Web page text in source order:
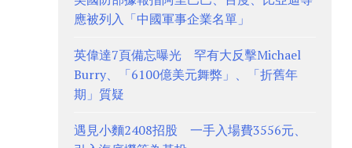
應被列入「中國軍事企業名單」
英偉達7頁備忘曝光 罕有大反擊Michael
Burry、「6100億美元舞弊」、「折舊年
期」質疑
遇見小麵2408招股 一手入場費3556元、